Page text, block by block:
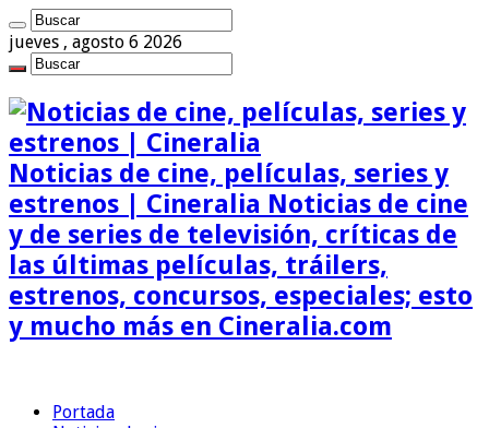
jueves , agosto 6 2026
Noticias de cine, películas, series y
estrenos | Cineralia Noticias de cine
y de series de televisión, críticas de
las últimas películas, tráilers,
estrenos, concursos, especiales; esto
y mucho más en Cineralia.com
Portada